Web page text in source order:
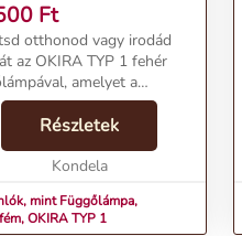
Ft
otthonod vagy irodád
az OKIRA TYP 1 fehér
amelyet a
webáruházban
fehér/fém, OKIRA
19500 FtKategória:
Részletek
Kondela
mint Függőlámpa,
OKIRA TYP 1